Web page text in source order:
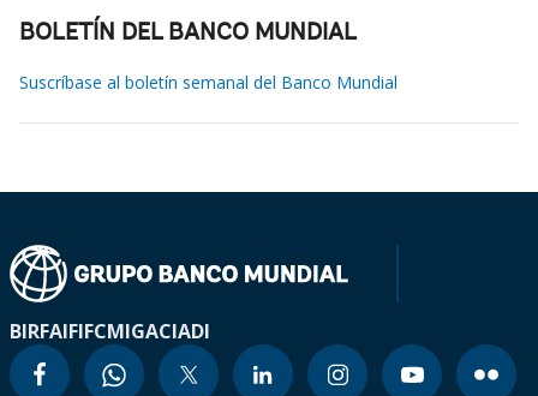
BOLETÍN DEL BANCO MUNDIAL
Suscríbase al boletín semanal del Banco Mundial
BIRFAIFIFCMIGACIADI